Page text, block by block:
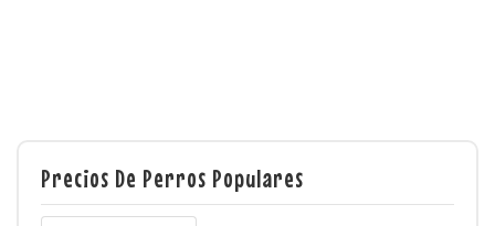
Precios De Perros Populares